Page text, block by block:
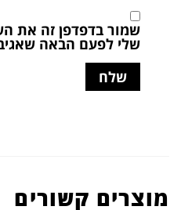
שמור בדפדפן זה את
שלי לפעם הבאה
מוצרים קשורים